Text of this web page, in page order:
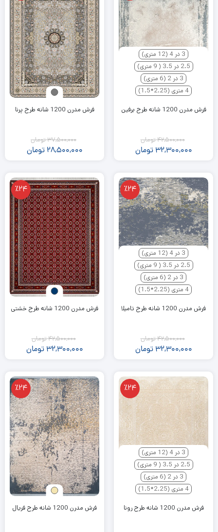
3 در 4 (12 متری)
2.5 در 3.5 ( 9 متری)
3 در 2 (6 متری)
4 متری (2.25*1.5)
فرش مدرن 1200 شانه طرح برفین
42,500,000تومان
32,300,000 تومان
فرش مدرن 1200 شانه طرح پرنا
37,500,000تومان
28,500,000 تومان
3 در 4 (12 متری)
2.5 در 3.5 ( 9 متری)
3 در 2 (6 متری)
4 متری (2.25*1.5)
٪24
فرش مدرن 1200 شانه طرح تامیلا
42,500,000تومان
32,300,000 تومان
٪24
فرش مدرن 1200 شانه طرح خشتی
42,500,000تومان
32,300,000 تومان
3 در 4 (12 متری)
2.5 در 3.5 ( 9 متری)
3 در 2 (6 متری)
4 متری (2.25*1.5)
٪24
فرش مدرن 1200 شانه طرح رونا
٪24
فرش مدرن 1200 شانه طرح فریال